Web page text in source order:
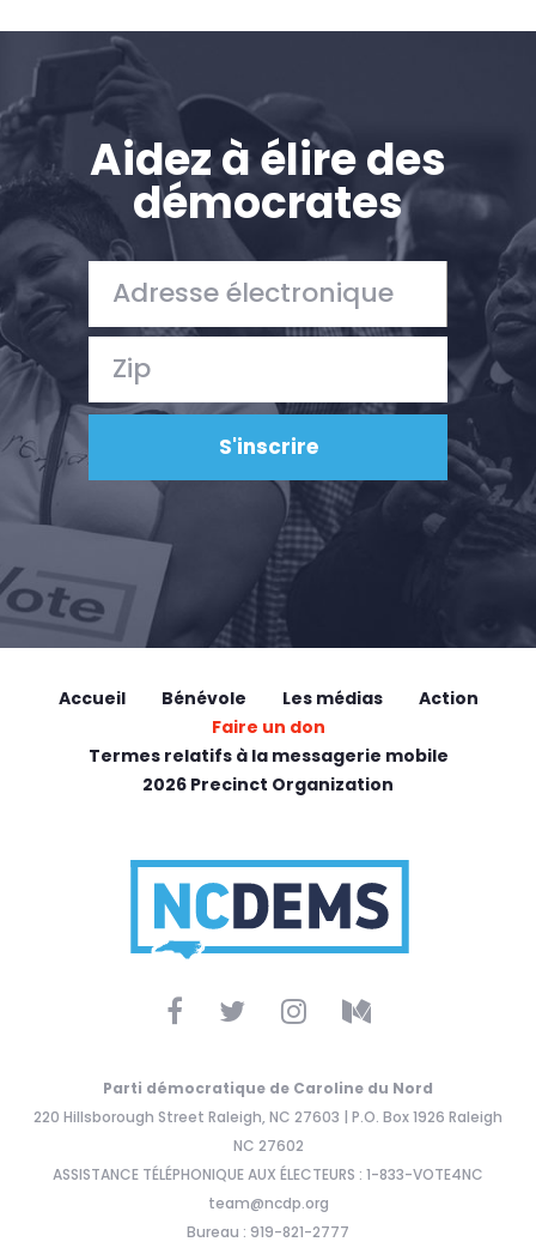
Aidez à élire des
démocrates
Accueil Bénévole Les médias
Action
Faire un don
Termes relatifs à la messagerie mobile
2026 Precinct Organization
Parti démocratique de Caroline du Nord
220 Hillsborough Street Raleigh, NC 27603 | P.O. Box 1926 Raleigh
NC 27602
ASSISTANCE TÉLÉPHONIQUE AUX ÉLECTEURS : 1-833-VOTE4NC
team@ncdp.org
Bureau : 919-821-2777